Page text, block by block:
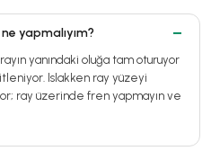
yapmalıyım?
yanındaki oluğa tam oturuyor
Islakken ray yüzeyi
ray üzerinde fren yapmayın ve